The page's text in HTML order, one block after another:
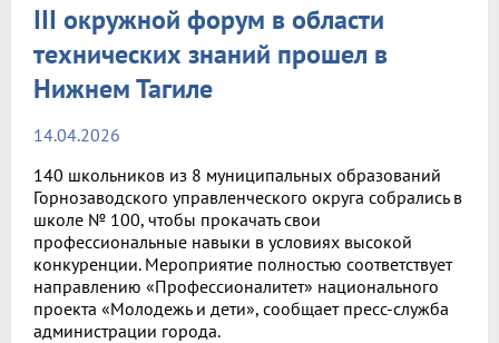
III окружной форум в области
технических знаний прошел в
Нижнем Тагиле
14.04.2026
140 школьников из 8 муниципальных образований
Горнозаводского управленческого округа собрались в
школе № 100, чтобы прокачать свои
профессиональные навыки в условиях высокой
конкуренции. Мероприятие полностью соответствует
направлению «Профессионалитет» национального
проекта «Молодежь и дети», сообщает пресс-служба
администрации города.